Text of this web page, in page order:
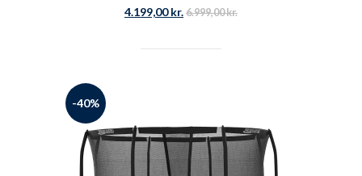
4.199,00kr. 6.999,00kr.
-40%